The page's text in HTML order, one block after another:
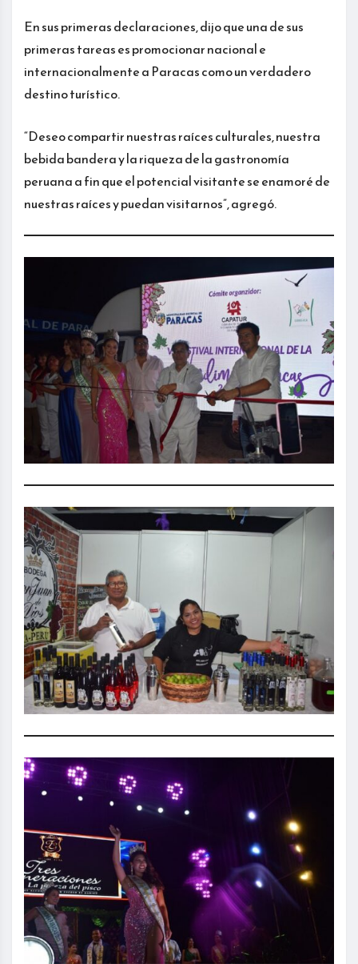
En sus primeras declaraciones, dijo que una de sus
primeras tareas es promocionar nacional e
internacionalmente a Paracas como un verdadero
destino turístico.
“Deseo compartir nuestras raíces culturales, nuestra
bebida bandera y la riqueza de la gastronomía
peruana a fin que el potencial visitante se enamoré de
nuestras raíces y puedan visitarnos”, agregó.